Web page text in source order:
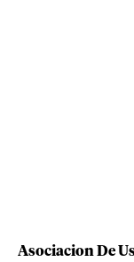
Asociacion De